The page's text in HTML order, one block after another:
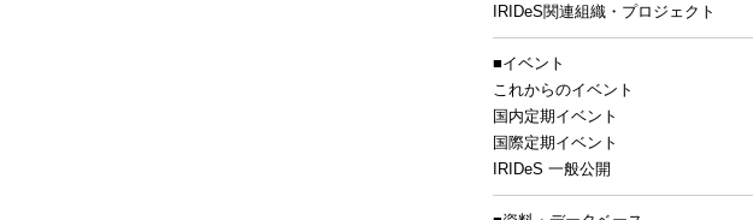
IRIDeS関連組織・プロジェクト
イベント
これからのイベント
国内定期イベント
国際定期イベント
IRIDeS 一般公開